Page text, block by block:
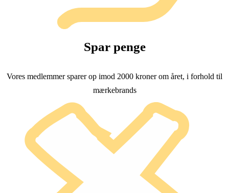
Spar penge
Vores medlemmer sparer op imod 2000 kroner om året, i forhold til
mærkebrands